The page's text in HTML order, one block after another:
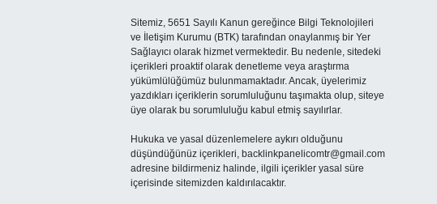
Sitemiz, 5651 Sayılı Kanun gereğince Bilgi Teknolojileri
ve İletişim Kurumu (BTK) tarafından onaylanmış bir Yer
Sağlayıcı olarak hizmet vermektedir. Bu nedenle, sitedeki
içerikleri proaktif olarak denetleme veya araştırma
yükümlülüğümüz bulunmamaktadır. Ancak, üyelerimiz
yazdıkları içeriklerin sorumluluğunu taşımakta olup, siteye
üye olarak bu sorumluluğu kabul etmiş sayılırlar.
Hukuka ve yasal düzenlemelere aykırı olduğunu
düşündüğünüz içerikleri, backlinkpanelicomtr@gmail.com
adresine bildirmeniz halinde, ilgili içerikler yasal süre
içerisinde sitemizden kaldırılacaktır.